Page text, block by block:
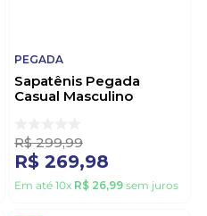
PEGADA
Sapatênis Pegada
Casual Masculino
R$ 299,99
R$ 269,98
Em até 10x R$ 26,99 sem juros